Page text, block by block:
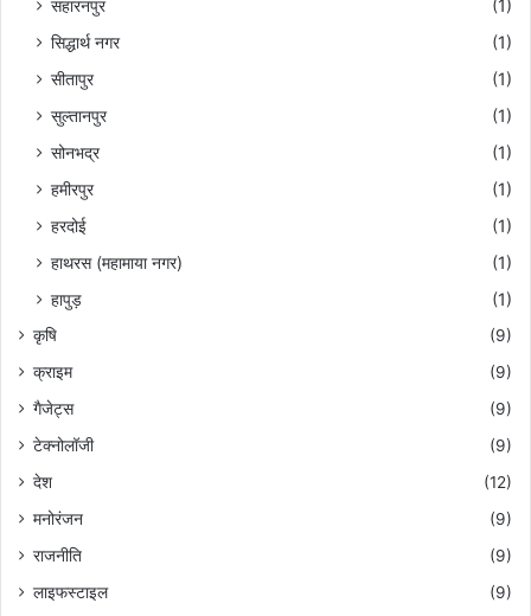
सहारनपुर
(1)
सिद्धार्थ नगर
(1)
सीतापुर
(1)
सुल्तानपुर
(1)
सोनभद्र
(1)
हमीरपुर
(1)
हरदोई
(1)
हाथरस (महामाया नगर)
(1)
हापुड़
(1)
कृषि
(9)
क्राइम
(9)
गैजेट्स
(9)
टेक्नोलॉजी
(9)
देश
(12)
मनोरंजन
(9)
राजनीति
(9)
लाइफस्टाइल
(9)